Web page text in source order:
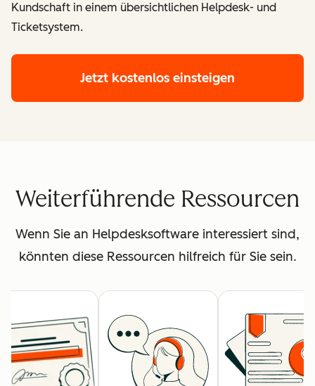
Kundschaft in einem übersichtlichen Helpdesk- und
Ticketsystem.
Jetzt kostenlos einsteigen
Weiterführende Ressourcen
Wenn Sie an Helpdesksoftware interessiert sind,
könnten diese Ressourcen hilfreich für Sie sein.